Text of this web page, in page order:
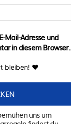
Mail-Adresse und
in diesem Browser.
bleiben! ♥
uns um